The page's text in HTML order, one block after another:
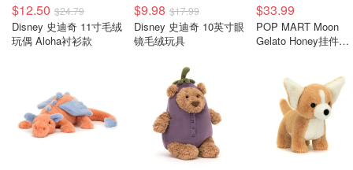
$12.50 $24.79
Disney 史迪奇 11寸毛绒
玩偶 Aloha衬衫款
$9.98 $17.99
Disney 史迪奇 10英寸眼
镜毛绒玩具
$33.99
POP MART Moon
Gelato Honey挂件